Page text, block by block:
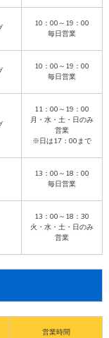
10：00～19：00
毎日営業
10：00～19：00
毎日営業
11：00～19：00
月・水・土・日のみ
営業
※日は17：00まで
13：00～18：00
毎日営業
13：00～18：30
火・水・土・日のみ
営業
営業時間